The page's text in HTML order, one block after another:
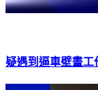
疑遇到逼車壁畫